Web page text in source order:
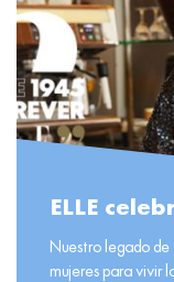
ELLE
Nuestro legado
mujeres para vivir